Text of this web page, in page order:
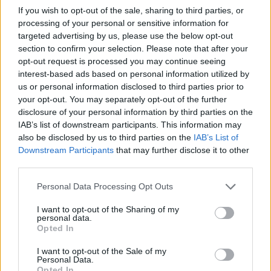
If you wish to opt-out of the sale, sharing to third parties, or
processing of your personal or sensitive information for
targeted advertising by us, please use the below opt-out
section to confirm your selection. Please note that after your
opt-out request is processed you may continue seeing
interest-based ads based on personal information utilized by
us or personal information disclosed to third parties prior to
your opt-out. You may separately opt-out of the further
disclosure of your personal information by third parties on the
IAB’s list of downstream participants. This information may
also be disclosed by us to third parties on the IAB’s List of
Downstream Participants that may further disclose it to other
Personal Data Processing Opt Outs
I want to opt-out of the Sharing of my
personal data.
Opted In
I want to opt-out of the Sale of my
Personal Data.
11:30
Μήλος: 33χρονος τουρίστας... εγκλωβίστηκε σε βράχο 20
μέτρων και τον διέσωσε το Λιμενικό τα ξημερώματα
11:28
«Η δίκη του Μάνου Χατζιδάκι» στα Χανιά
11:22
Χανιά: Μάχη με τα κύματα για τη διάσωση γυναίκας στον
Καβρό - Συγκλονιστικό βίντεο
ΣΧΕΤΙΚA AΡΘΡΑ